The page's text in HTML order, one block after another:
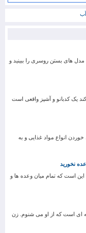
مدل های بستن روسری را ببینید و
یک کدبانو و آشپز واقعی است
خوردن انواع مواد غذایی و به
نخورید
است که تمام میان وعده ها و
ای است که از او می شنوم. زن